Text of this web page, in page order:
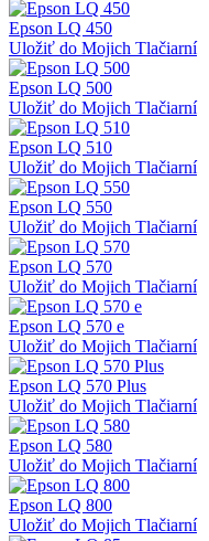
Epson LQ 450
Uložiť do Mojich Tlačiarní
Epson LQ 500
Uložiť do Mojich Tlačiarní
Epson LQ 510
Uložiť do Mojich Tlačiarní
Epson LQ 550
Uložiť do Mojich Tlačiarní
Epson LQ 570
Uložiť do Mojich Tlačiarní
Epson LQ 570 e
Uložiť do Mojich Tlačiarní
Epson LQ 570 Plus
Uložiť do Mojich Tlačiarní
Epson LQ 580
Uložiť do Mojich Tlačiarní
Epson LQ 800
Uložiť do Mojich Tlačiarní